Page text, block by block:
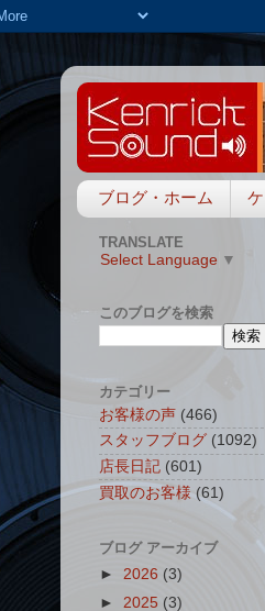
ブログ・ホーム
TRANSLATE
Select Language ▼
このブログを検索
カテゴリー
お客様の声 (466)
スタッフブログ (1092)
店長日記 (601)
買取のお客様 (61)
ブログ アーカイブ
► 2026 (3)
► 2025 (3)